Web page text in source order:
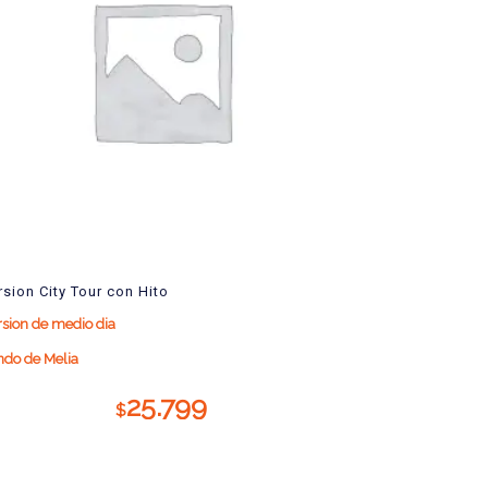
City Tour con Hito
de medio dia
de Melia
$25.799